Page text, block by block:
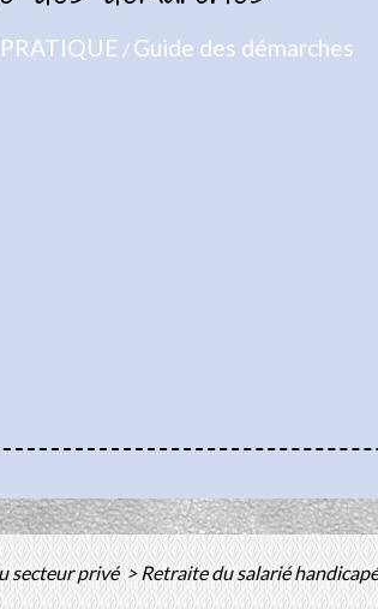
/ Guide des démarches
secteur privé>Retraite du salarié handicapé